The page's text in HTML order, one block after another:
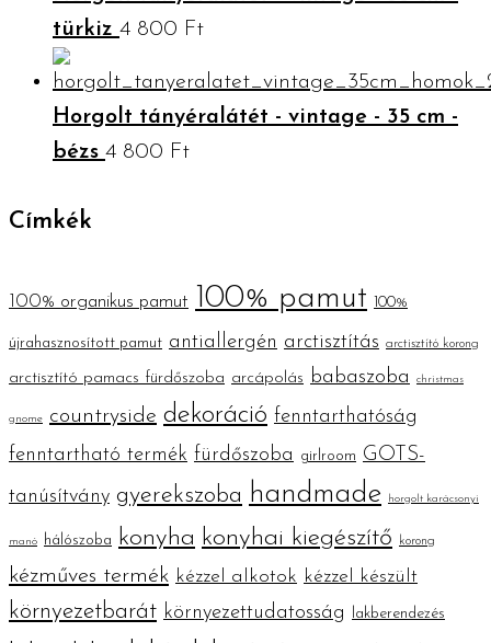
türkiz 4 800 Ft
Horgolt tányéralátét - vintage - 35 cm -
bézs 4 800 Ft
Címkék
100% organikus pamut 100% pamut 100%
újrahasznosított pamut antiallergén arctisztítás arctisztító korong
arctisztító pamacs fürdőszoba arcápolás babaszoba christmas
gnome countryside dekoráció fenntarthatóság
fenntartható termék fürdőszoba girlroom
GOTS-
tanúsítvány gyerekszoba handmade horgolt karácsonyi
manó hálószoba konyha konyhai kiegészítő korong
kézműves termék kézzel alkotok kézzel készült
környezetbarát környezettudatosság lakberendezés